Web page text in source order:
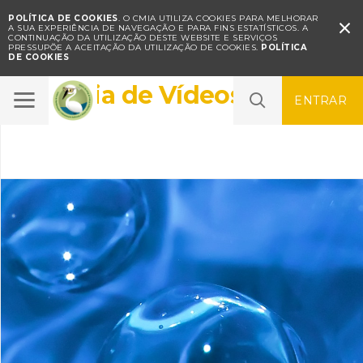
POLÍTICA DE COOKIES. O CMIA UTILIZA COOKIES PARA MELHORAR
A SUA EXPERIÊNCIA DE NAVEGAÇÃO E PARA FINS ESTATÍSTICOS. A
CONTINUAÇÃO DA UTILIZAÇÃO DESTE WEBSITE E SERVIÇOS
PRESSUPÕE A ACEITAÇÃO DA UTILIZAÇÃO DE COOKIES. POLÍTICA
DE COOKIES

ENTRAR
Galeria de Vídeos